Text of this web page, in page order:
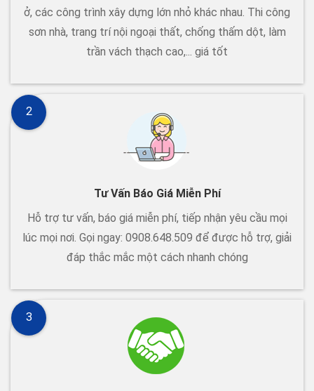
ở, các công trình xây dựng lớn nhỏ khác nhau. Thi công
sơn nhà, trang trí nội ngoại thất, chống thấm dột, làm
trần vách thạch cao,... giá tốt
Tư Vấn Báo Giá Miễn Phí
Hỗ trợ tư vấn, báo giá miễn phí, tiếp nhận yêu cầu mọi
lúc mọi nơi. Gọi ngay: 0908.648.509 để được hỗ trợ, giải
đáp thắc mắc một cách nhanh chóng
2
3